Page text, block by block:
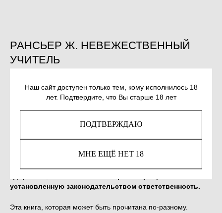
Наш сайт доступен только тем, кому исполнилось 18
лет. Подтвердите, что Вы старше 18 лет
ПОДТВЕРЖДАЮ
МНЕ ЕЩЁ НЕТ 18
РАНСЬЕР Ж. НЕВЕЖЕСТВЕННЫЙ
УЧИТЕЛЬ
Out of stock
Незаконное потребление наркотических средств,
установленную законодательством ответственность.
Эта книга, которая может быть прочитана по-разному.